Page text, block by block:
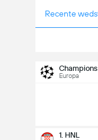
Recente
Europa
1. HNL